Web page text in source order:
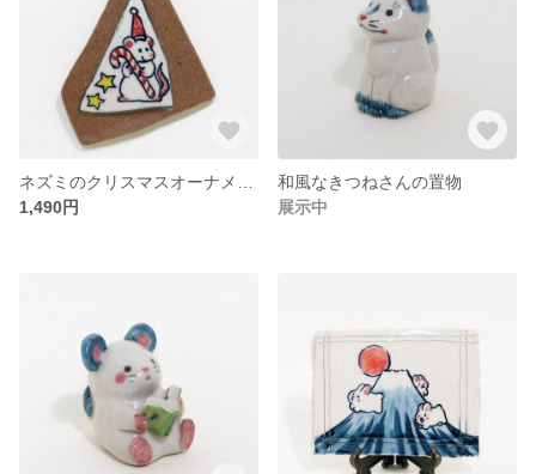
1,490円
和風なきつねさんの置物
展示中